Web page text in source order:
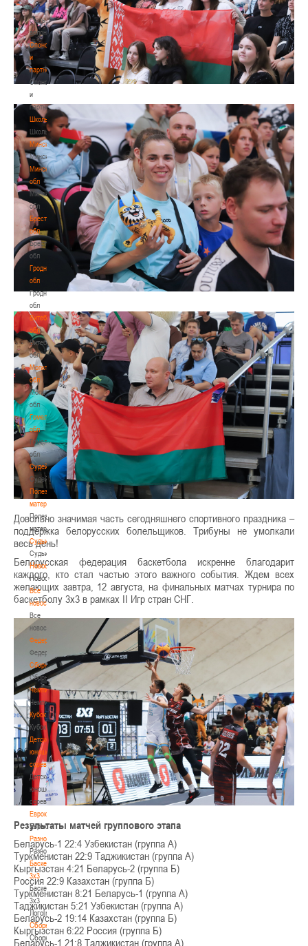
Как
стать
волонтером
Спонсоры
и
партнеры
Спонсоры
и
партнеры
Школы
Школы
Минск
Минск
Минская
обл
Минская
обл
Брестская
обл
Брестская
обл
Гродненская
обл
Гродненская
обл
Витебская
обл
Витебская
обл
Могилевская
обл
Могилевская
обл
Гомельская
обл
Гомельская
обл
Судейство
Судейство
Полезные
материалы
Полезные
материалы
Судьи
Судьи
Новости
Новости
Все
новости
Все
новости
Федерация
Федерация
Сборные
Сборные
Чемпионат
Чемпионат
Кубок
Кубок
Детско-
юношеские
соревнования
Детско-
юношеские
соревнования
Еврокубки
Еврокубки
Разное
Разное
Баскетбол
3х3
Баскетбол
3х3
Лого[modid=121]
Сборные
Сборные
Довольно значимая часть сегодняшнего спортивного праздника –
поддержка белорусских болельщиков. Трибуны не умолкали
весь день!
Белорусская федерация баскетбола искренне благодарит
каждого, кто стал частью этого важного события. Ждем всех
желающих завтра, 12 августа, на финальных матчах турнира по
баскетболу 3х3 в рамках II Игр стран СНГ.
Результаты матчей группового этапа
Беларусь-1 22:4 Узбекистан (группа А)
Туркменистан 22:9 Таджикистан (группа А)
Кыргызстан 4:21 Беларусь-2 (группа Б)
Россия 22:9 Казахстан (группа Б)
Туркменистан 8:21 Беларусь-1 (группа А)
Таджикистан 5:21 Узбекистан (группа А)
Беларусь-2 19:14 Казахстан (группа Б)
Кыргызстан 6:22 Россия (группа Б)
Беларусь-1 21:8 Таджикистан (группа А)